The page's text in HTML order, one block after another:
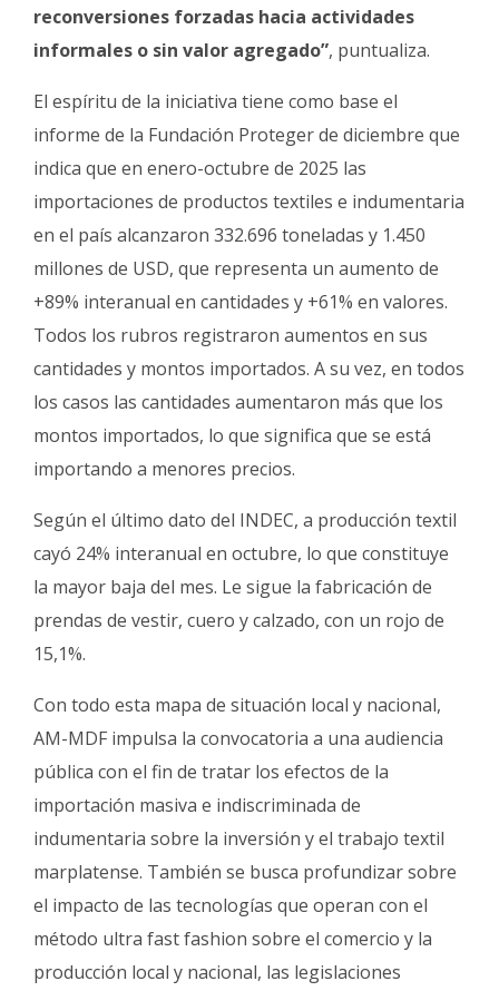
reconversiones forzadas hacia actividades
informales o sin valor agregado”, puntualiza.
El espíritu de la iniciativa tiene como base el
informe de la Fundación Proteger de diciembre que
indica que en enero-octubre de 2025 las
importaciones de productos textiles e indumentaria
en el país alcanzaron 332.696 toneladas y 1.450
millones de USD, que representa un aumento de
+89% interanual en cantidades y +61% en valores.
Todos los rubros registraron aumentos en sus
cantidades y montos importados. A su vez, en todos
los casos las cantidades aumentaron más que los
montos importados, lo que significa que se está
importando a menores precios.
Según el último dato del INDEC, a producción textil
cayó 24% interanual en octubre, lo que constituye
la mayor baja del mes. Le sigue la fabricación de
prendas de vestir, cuero y calzado, con un rojo de
15,1%.
Con todo esta mapa de situación local y nacional,
AM-MDF impulsa la convocatoria a una audiencia
pública con el fin de tratar los efectos de la
importación masiva e indiscriminada de
indumentaria sobre la inversión y el trabajo textil
marplatense. También se busca profundizar sobre
el impacto de las tecnologías que operan con el
método ultra fast fashion sobre el comercio y la
producción local y nacional, las legislaciones